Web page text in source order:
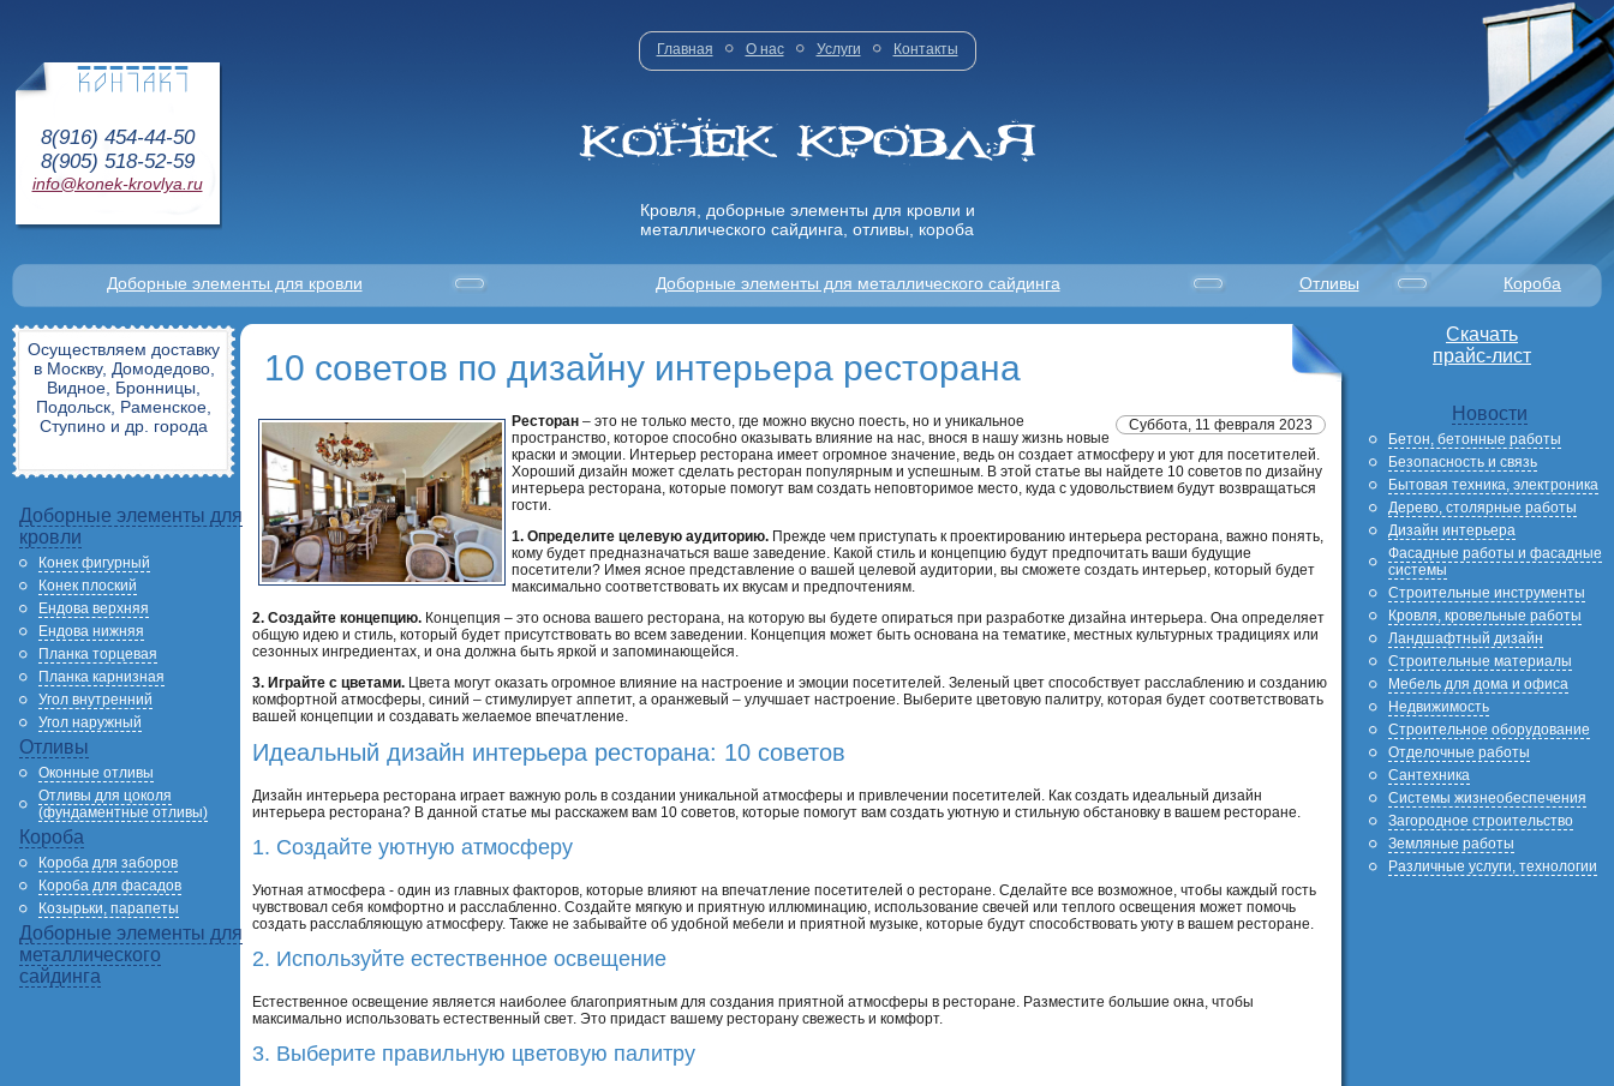
8(916) 454-44-50
8(905) 518-52-59
info@konek-krovlya.ru
Главная О нас Услуги Контакты
Кровля, доборные элементы для кровли и
металлического сайдинга, отливы, короба
Доборные элементы для кровли Доборные элементы для металлического сайдинга Отливы Короба
Осуществляем доставку
в Москву, Домодедово,
Видное, Бронницы,
Подольск, Раменское,
Ступино и др. города
Доборные элементы для
кровли
Конек фигурный
Конек плоский
Ендова верхняя
Ендова нижняя
Планка торцевая
Планка карнизная
Угол внутренний
Угол наружный
Отливы
Оконные отливы
Отливы для цоколя
(фундаментные отливы)
Короба
Короба для заборов
Короба для фасадов
Козырьки, парапеты
Доборные элементы для
металлического
сайдинга
10 советов по дизайну интерьера ресторана
Суббота, 11 февраля 2023
Ресторан – это не только место, где можно вкусно поесть, но и уникальное
пространство, которое способно оказывать влияние на нас, внося в нашу жизнь новые
краски и эмоции. Интерьер ресторана имеет огромное значение, ведь он создает атмосферу и уют для посетителей.
Хороший дизайн может сделать ресторан популярным и успешным. В этой статье вы найдете 10 советов по дизайну
интерьера ресторана, которые помогут вам создать неповторимое место, куда с удовольствием будут возвращаться
гости.
1. Определите целевую аудиторию. Прежде чем приступать к проектированию интерьера ресторана, важно понять,
кому будет предназначаться ваше заведение. Какой стиль и концепцию будут предпочитать ваши будущие
посетители? Имея ясное представление о вашей целевой аудитории, вы сможете создать интерьер, который будет
максимально соответствовать их вкусам и предпочтениям.
2. Создайте концепцию. Концепция – это основа вашего ресторана, на которую вы будете опираться при разработке дизайна интерьера. Она определяет
общую идею и стиль, который будет присутствовать во всем заведении. Концепция может быть основана на тематике, местных культурных традициях или
сезонных ингредиентах, и она должна быть яркой и запоминающейся.
3. Играйте с цветами. Цвета могут оказать огромное влияние на настроение и эмоции посетителей. Зеленый цвет способствует расслаблению и созданию
комфортной атмосферы, синий – стимулирует аппетит, а оранжевый – улучшает настроение. Выберите цветовую палитру, которая будет соответствовать
вашей концепции и создавать желаемое впечатление.
Идеальный дизайн интерьера ресторана: 10 советов
Дизайн интерьера ресторана играет важную роль в создании уникальной атмосферы и привлечении посетителей. Как создать идеальный дизайн
интерьера ресторана? В данной статье мы расскажем вам 10 советов, которые помогут вам создать уютную и стильную обстановку в вашем ресторане.
1. Создайте уютную атмосферу
Уютная атмосфера - один из главных факторов, которые влияют на впечатление посетителей о ресторане. Сделайте все возможное, чтобы каждый гость
чувствовал себя комфортно и расслабленно. Создайте мягкую и приятную иллюминацию, использование свечей или теплого освещения может помочь
создать расслабляющую атмосферу. Также не забывайте об удобной мебели и приятной музыке, которые будут способствовать уюту в вашем ресторане.
2. Используйте естественное освещение
Естественное освещение является наиболее благоприятным для создания приятной атмосферы в ресторане. Разместите большие окна, чтобы
максимально использовать естественный свет. Это придаст вашему ресторану свежесть и комфорт.
3. Выберите правильную цветовую палитру
Скачать
прайс-лист
Новости
Бетон, бетонные работы
Безопасность и связь
Бытовая техника, электроника
Дерево, столярные работы
Дизайн интерьера
Фасадные работы и фасадные
системы
Строительные инструменты
Кровля, кровельные работы
Ландшафтный дизайн
Строительные материалы
Мебель для дома и офиса
Недвижимость
Строительное оборудование
Отделочные работы
Сантехника
Системы жизнеобеспечения
Загородное строительство
Земляные работы
Различные услуги, технологии